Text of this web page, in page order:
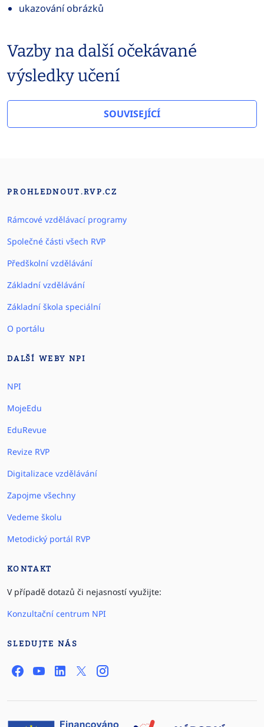
ukazování obrázků
Vazby na další očekávané
výsledky učení
SOUVISEJÍCÍ
PROHLEDNOUT.RVP.CZ
Rámcové vzdělávací programy
Společné části všech RVP
Předškolní vzdělávání
Základní vzdělávání
Základní škola speciální
O portálu
DALŠÍ WEBY NPI
NPI
MojeEdu
EduRevue
Revize RVP
Digitalizace vzdělávání
Zapojme všechny
Vedeme školu
Metodický portál RVP
KONTAKT
V případě dotazů či nejasností využijte:
Konzultační centrum NPI
SLEDUJTE NÁS